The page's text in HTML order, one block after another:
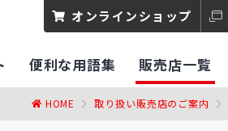
オンラインショップ
便利な用語集 販売店一覧
HOME 取り扱い販売店のご案内